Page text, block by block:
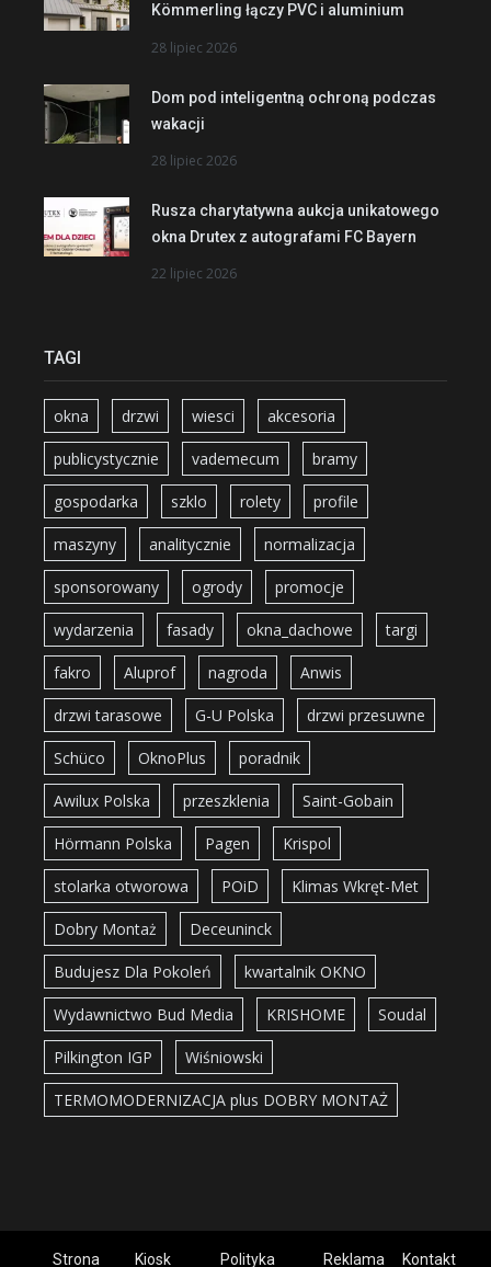
Kömmerling łączy PVC i aluminium
28 lipiec 2026
Dom pod inteligentną ochroną podczas
wakacji
28 lipiec 2026
Rusza charytatywna aukcja unikatowego
okna Drutex z autografami FC Bayern
22 lipiec 2026
TAGI
okna drzwi wiesci akcesoria
publicystycznie vademecum bramy
gospodarka szklo rolety profile
maszyny analitycznie normalizacja
sponsorowany ogrody promocje
wydarzenia fasady okna_dachowe targi
fakro Aluprof nagroda Anwis
drzwi tarasowe G-U Polska drzwi przesuwne
Schüco OknoPlus poradnik
Awilux Polska przeszklenia Saint-Gobain
Hörmann Polska Pagen Krispol
stolarka otworowa POiD Klimas Wkręt-Met
Dobry Montaż Deceuninck
Budujesz Dla Pokoleń kwartalnik OKNO
Wydawnictwo Bud Media KRISHOME Soudal
Pilkington IGP Wiśniowski
TERMOMODERNIZACJA plus DOBRY MONTAŻ
Strona Kiosk Polityka Reklama Kontakt